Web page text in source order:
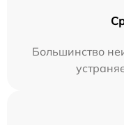
Большинство